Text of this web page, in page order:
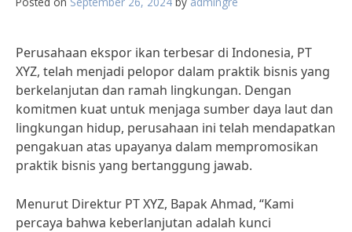
Perusahaan ekspor ikan terbesar di Indonesia, PT
XYZ, telah menjadi pelopor dalam praktik bisnis yang
berkelanjutan dan ramah lingkungan. Dengan
komitmen kuat untuk menjaga sumber daya laut dan
lingkungan hidup, perusahaan ini telah mendapatkan
pengakuan atas upayanya dalam mempromosikan
praktik bisnis yang bertanggung jawab.
Menurut Direktur PT XYZ, Bapak Ahmad, “Kami
percaya bahwa keberlanjutan adalah kunci